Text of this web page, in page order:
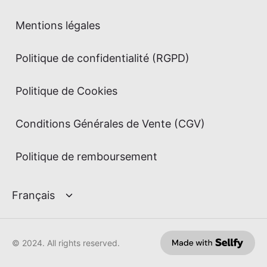
Mentions légales
Politique de confidentialité (RGPD)
Politique de Cookies
Conditions Générales de Vente (CGV)
Politique de remboursement
© 2024. All rights reserved.